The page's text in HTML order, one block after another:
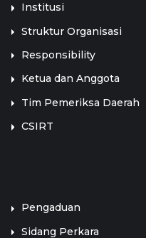
Institusi
Struktur Organisasi
Responsibility
Ketua dan Anggota
Tim Pemeriksa Daerah
CSIRT
Pengaduan
Sidang Perkara